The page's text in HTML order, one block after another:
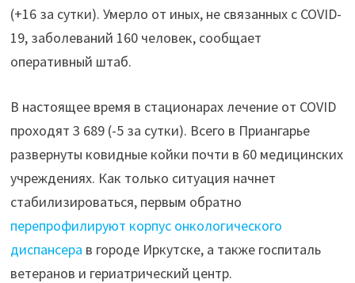
(+16 за сутки). Умерло от иных, не связанных с COVID-
19, заболеваний 160 человек, сообщает
оперативный штаб.
В настоящее время в стационарах лечение от COVID
проходят 3 689 (-5 за сутки). Всего в Приангарье
развернуты ковидные койки почти в 60 медицинских
учреждениях. Как только ситуация начнет
стабилизироваться, первым обратно
перепрофилируют корпус онкологического
диспансера в городе Иркутске, а также госпиталь
ветеранов и гериатрический центр.